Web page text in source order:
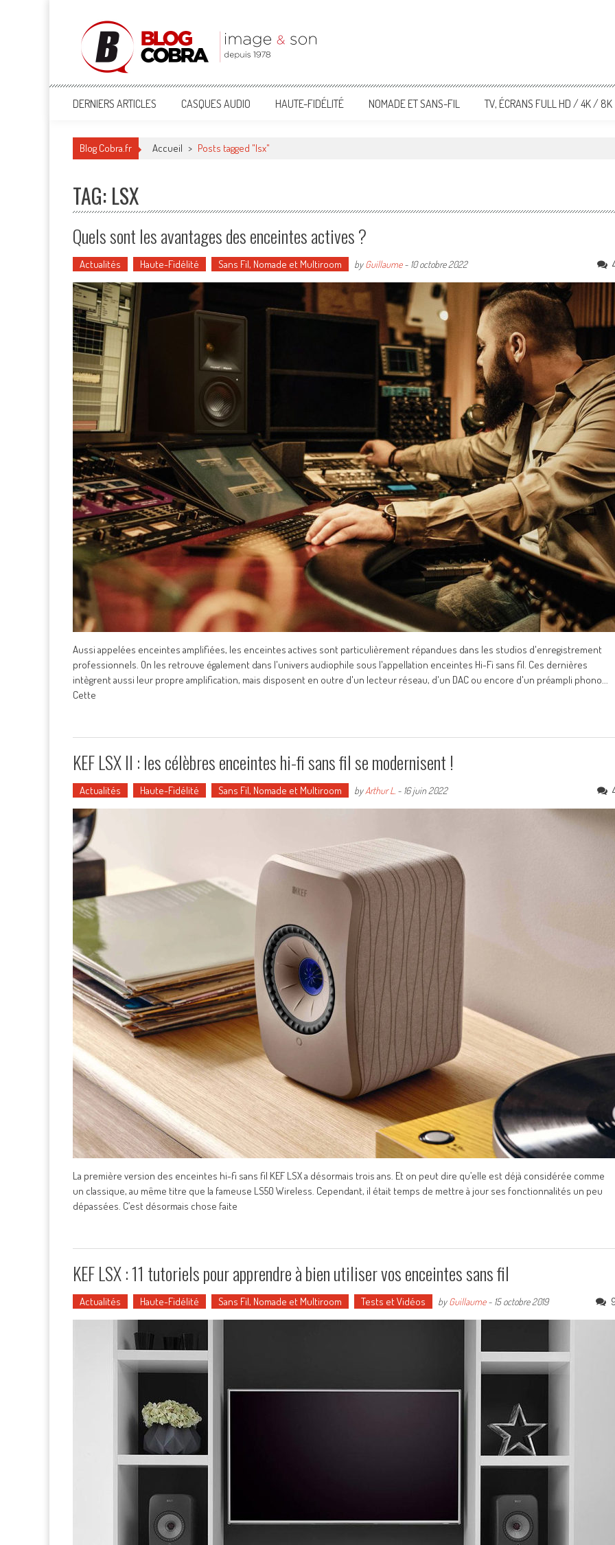
Blog Cobra
Toute l'actu Image & Son !
DERNIERS ARTICLES CASQUES AUDIO HAUTE-FIDÉLITÉ NOMADE ET SANS-FIL TV, ÉCRANS FULL HD / 4K / 8K
Blog Cobra.fr Accueil > Posts tagged "lsx"
TAG: LSX
Quels sont les avantages des enceintes actives ?
Actualités Haute-Fidélité Sans Fil, Nomade et Multiroom byGuillaume- 10 octobre 2022
Aussi appelées enceintes amplifiées, les enceintes actives sont particulièrement répandues dans les studios d'enregistrement
professionnels. On les retrouve également dans l'univers audiophile sous l'appellation enceintes Hi-Fi sans fil. Ces dernières
intègrent aussi leur propre amplification, mais disposent en outre d'un lecteur réseau, d'un DAC ou encore d'un préampli phono...
Cette
KEF LSX II : les célèbres enceintes hi-fi sans fil se modernisent !
Actualités Haute-Fidélité Sans Fil, Nomade et Multiroom byArthur L. - 16 juin 2022
La première version des enceintes hi-fi sans fil KEF LSX a désormais trois ans. Et on peut dire qu’elle est déjà considérée comme
un classique, au même titre que la fameuse LS50 Wireless. Cependant, il était temps de mettre à jour ses fonctionnalités un peu
dépassées. C’est désormais chose faite
KEF LSX : 11 tutoriels pour apprendre à bien utiliser vos enceintes sans fil
Actualités Haute-Fidélité Sans Fil, Nomade et Multiroom Tests et Vidéos byGuillaume- 15 octobre 2019